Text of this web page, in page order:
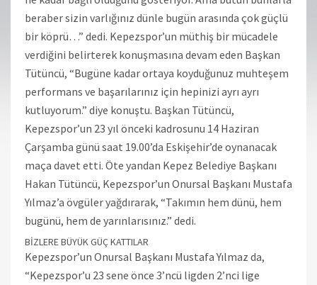
beraber sizin varlığınız dünle bugün arasında çok güçlü
bir köprü…” dedi. Kepezspor’un müthiş bir mücadele
verdiğini belirterek konuşmasına devam eden Başkan
Tütüncü, “Bugüne kadar ortaya koyduğunuz muhteşem
performans ve başarılarınız için hepinizi ayrı ayrı
kutluyorum.” diye konuştu. Başkan Tütüncü,
Kepezspor’un 23 yıl önceki kadrosunu 14 Haziran
Çarşamba günü saat 19.00’da Eskişehir’de oynanacak
maça davet etti. Öte yandan Kepez Belediye Başkanı
Hakan Tütüncü, Kepezspor’un Onursal Başkanı Mustafa
Yılmaz’a övgüler yağdırarak, “Takımın hem dünü, hem
bugünü, hem de yarınlarısınız.” dedi.
BİZLERE BÜYÜK GÜÇ KATTILAR
Kepezspor’un Onursal Başkanı Mustafa Yılmaz da,
“Kepezspor’u 23 sene önce 3’ncü ligden 2’nci lige